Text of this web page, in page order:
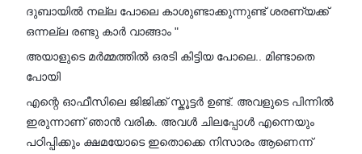
ദുബായിൽ നല്ല പോലെ കാശുണ്ടാക്കുന്നുണ്ട് ശരണ്യക്ക്
ഒന്നല്ല രണ്ടു കാർ വാങ്ങാം "
അയാളുടെ മർമ്മത്തിൽ ഒരടി കിട്ടിയ പോലെ.. മിണ്ടാതെ
പോയി
എന്റെ ഓഫീസിലെ ജിജിക്ക് സ്കൂട്ടർ ഉണ്ട്. അവളുടെ പിന്നിൽ
ഇരുന്നാണ് ഞാൻ വരിക. അവൾ ചിലപ്പോൾ എന്നെയും
പഠിപ്പിക്കും ക്ഷമയോടെ ഇതൊക്കെ നിസാരം ആണെന്ന്